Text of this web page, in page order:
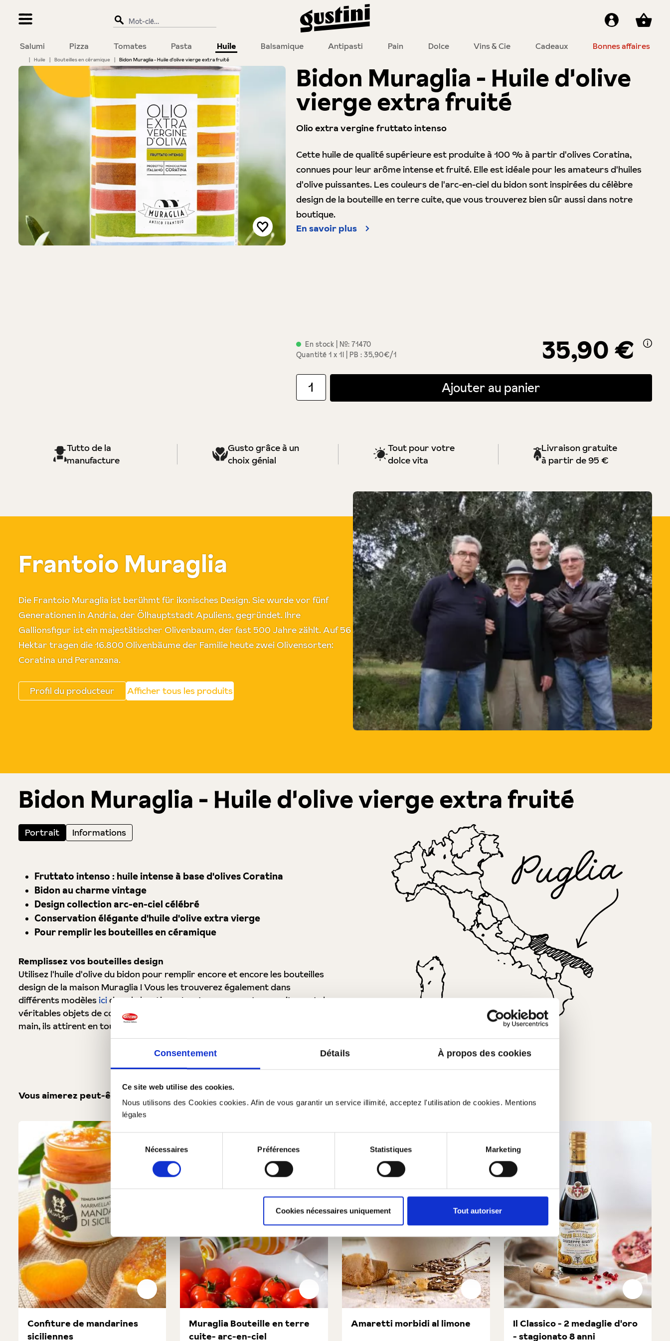
Consentement Détails À propos des cookies
Ce site web utilise des cookies.
Nous utilisons des Cookies cookies. Afin de vous garantir un service illimité, acceptez l'utilisation de cookies. Mentions
légales
Sélection
consentement
Nécessaires Préférences Statistiques Marketing
Cookies nécessaires uniquement Tout autoriser
Salumi Pizza Tomates Pasta Huile Balsamique Antipasti Pain Dolce Vins & Cie Cadeaux Bonnes affaires
| Huile | Bouteilles en céramique | Bidon Muraglia - Huile d'olive vierge extra fruité
Bildergalerie überspringen
En stock | №: 71470
Quantité 1 x 1l PB : 35,90€/1 35,90 €
Bidon Muraglia - Huile d'olive
vierge extra fruité
Olio extra vergine fruttato intenso
Cette huile de qualité supérieure est produite à 100 % à partir d'olives Coratina,
connues pour leur arôme intense et fruité. Elle est idéale pour les amateurs d'huiles
d'olive puissantes. Les couleurs de l'arc-en-ciel du bidon sont inspirées du célèbre
design de la bouteille en terre cuite, que vous trouverez bien sûr aussi dans notre
boutique.
En savoir plus
Quantité de produit : Entrez la quantité souhaitée ou utilisez les boutons pour augmenter ou diminuer la quantité.
Ajouter au panier
Tutto de la
manufacture
Gusto grâce à un
choix génial
Tout pour votre
dolce vita
Livraison gratuite
à partir de 95 €
Frantoio Muraglia
Die Frantoio Muraglia ist berühmt für ikonisches Design. Sie wurde vor fünf
Generationen in Andria, der Ölhauptstadt Apuliens, gegründet. Ihre
Gallionsfigur ist ein majestätischer Olivenbaum, der fast 500 Jahre zählt. Auf 56
Hektar tragen die 16.800 Olivenbäume der Familie heute zwei Olivensorten:
Coratina und Peranzana.
Profil du producteur Afficher tous les produits
Bidon Muraglia - Huile d'olive vierge extra fruité
Portrait Informations
Fruttato intenso : huile intense à base d'olives Coratina
Bidon au charme vintage
Design collection arc-en-ciel célébré
Conservation élégante d'huile d'olive extra vierge
Pour remplir les bouteilles en céramique
Remplissez vos bouteilles design
Utilisez l'huile d'olive du bidon pour remplir encore et encore les bouteilles
design de la maison Muraglia ! Vous les trouverez également dans
différents modèlesicidans la boutique. Les tonneaux en terre cuite sont de
véritables objets de collection. Cuits de façon traditionnelle et peints à la
main, ils attirent en tout cas l'attention sur ta table.
Tous les produits de Pouilles.
Vous aimerez peut-être aussi
Produktgalerie überspringen
Confiture de mandarines
siciliennes
Muraglia Bouteille en terre
cuite- arc-en-ciel
Amaretti morbidi al limone
Il Classico - 2 medaglie d'oro
- stagionato 8 anni